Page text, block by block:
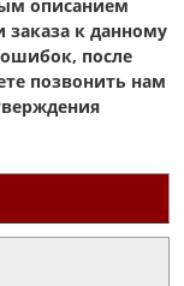
описанием
заказа к данному
после
позвонить нам